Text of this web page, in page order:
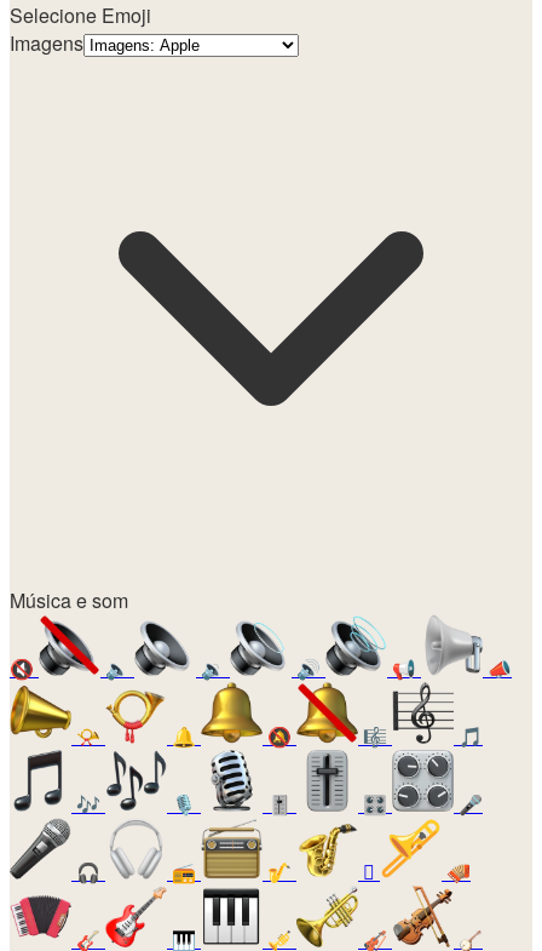
Selecione Emoji
Imagens
Música e som
🔇 🔈 🔉 🔊 📢 📣
📯 🔔 🔕 🎼 🎵
🎶 🎙️ 🎚️ 🎛️ 🎤
🎧 📻 🎷 🪊 🪗
🎸 🎹 🎺 🎻 🪕